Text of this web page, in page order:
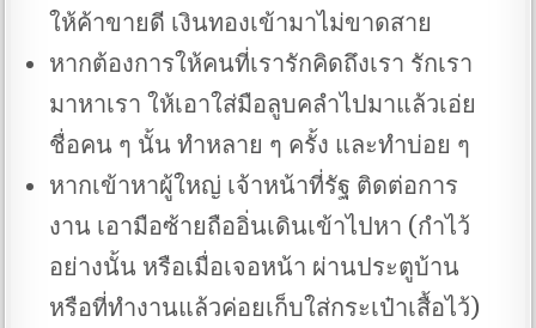
ให้ค้าขายดี เงินทองเข้ามาไม่ขาดสาย
หากต้องการให้คนที่เรารักคิดถึงเรา รักเรา
มาหาเรา ให้เอาใส่มือลูบคลำไปมาแล้วเอ่ย
ชื่อคน ๆ นั้น ทำหลาย ๆ ครั้ง และทำบ่อย ๆ
หากเข้าหาผู้ใหญ่ เจ้าหน้าที่รัฐ ติดต่อการ
งาน เอามือซ้ายถืออิ่นเดินเข้าไปหา (กำไว้
อย่างนั้น หรือเมื่อเจอหน้า ผ่านประตูบ้าน
หรือที่ทำงานแล้วค่อยเก็บใส่กระเป๋าเสื้อไว้)